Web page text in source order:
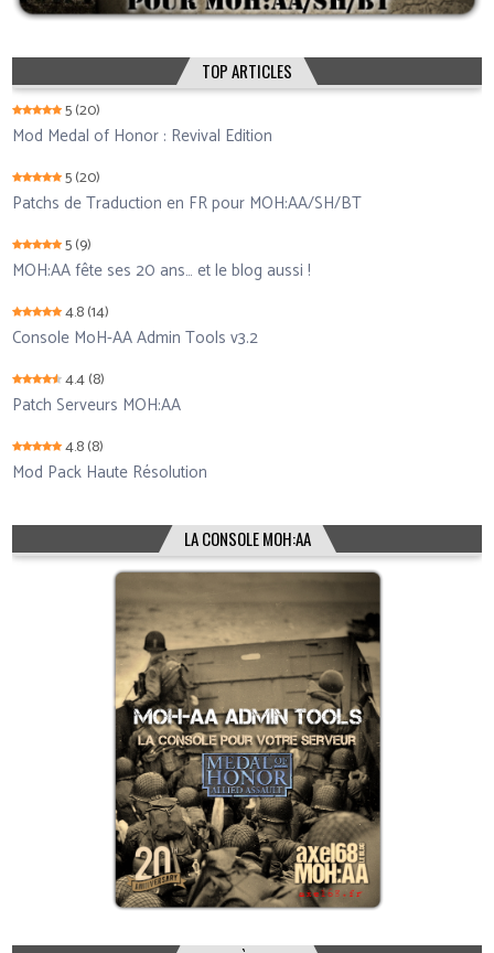
TOP ARTICLES
5(20)
Mod Medal of Honor : Revival Edition
5(20)
Patchs de Traduction en FR pour MOH:AA/SH/BT
5(9)
MOH:AA fête ses 20 ans… et le blog aussi !
4.8(14)
Console MoH-AA Admin Tools v3.2
4.4(8)
Patch Serveurs MOH:AA
4.8(8)
Mod Pack Haute Résolution
LA CONSOLE MOH:AA